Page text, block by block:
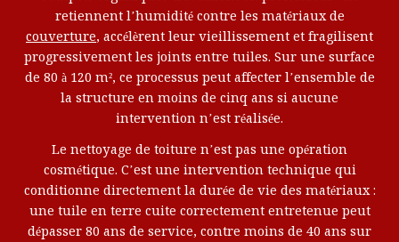
retiennent l’humidité contre les matériaux de
couverture, accélèrent leur vieillissement et fragilisent
progressivement les joints entre tuiles. Sur une surface
de 80 à 120 m², ce processus peut affecter l’ensemble de
la structure en moins de cinq ans si aucune
intervention n’est réalisée.
Le nettoyage de toiture n’est pas une opération
cosmétique. C’est une intervention technique qui
conditionne directement la durée de vie des matériaux :
une tuile en terre cuite correctement entretenue peut
dépasser 80 ans de service, contre moins de 40 ans sur